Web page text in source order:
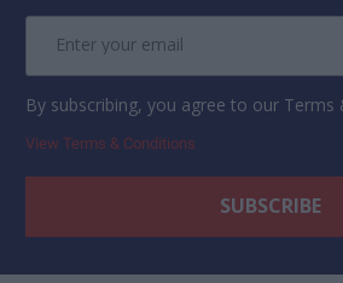
By subscribing, you agree to our Terms
View Terms & Conditions